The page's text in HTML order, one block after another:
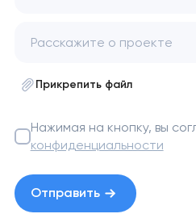
Прикрепить файл
Нажимая на кнопку, вы
конфиденциальности
Отправить